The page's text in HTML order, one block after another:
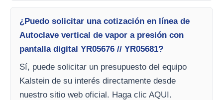
¿Puedo solicitar una cotización en línea de
Autoclave vertical de vapor a presión con
pantalla digital YR05676 // YR05681?
Sí, puede solicitar un presupuesto del equipo
Kalstein de su interés directamente desde
nuestro sitio web oficial. Haga clic AQUI.